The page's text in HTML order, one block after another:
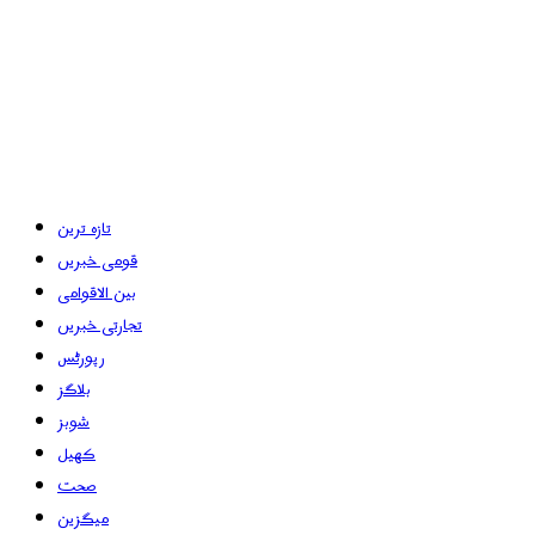
تازہ ترین
قومی خبریں
بین الاقوامی
تجارتی خبریں
رپورٹس
بلاگز
شوبز
کھیل
صحت
میگزین